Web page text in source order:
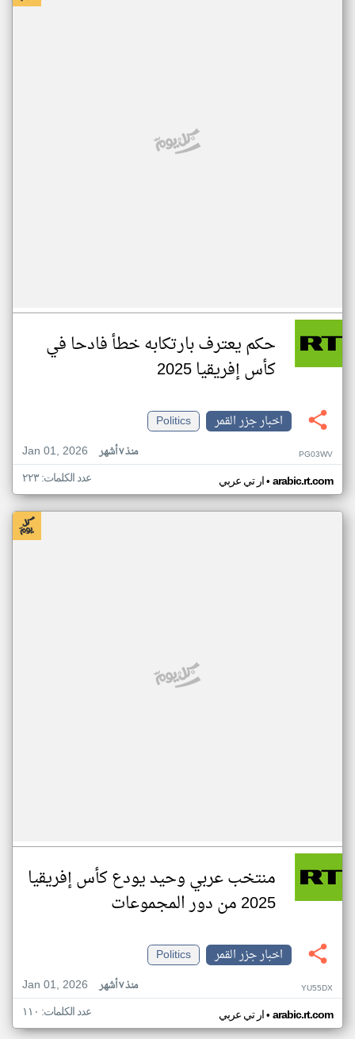
حكم يعترف بارتكابه خطأ فادحا في
كأس إفريقيا 2025
اخبار جزر القمر
Politics
Jan 01, 2026
منذ ٧ أشهر PG03WV
ار تي عربي• arabic.rt.com عدد الكلمات: ٢٢٣
منتخب عربي وحيد يودع كأس إفريقيا
2025 من دور المجموعات
اخبار جزر القمر
Politics
Jan 01, 2026
منذ ٧ أشهر YU55DX
ار تي عربي• arabic.rt.com عدد الكلمات: ١١٠